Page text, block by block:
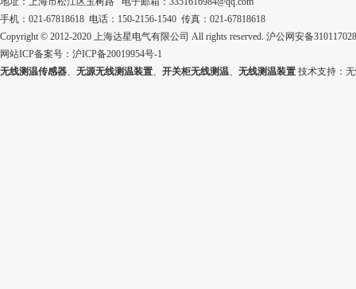
手机：021-67818618 电话：150-2156-1540 传真：021-67818618
Copyright © 2012-2020 上海达星电气有限公司 All rights reserved. 沪公网安备
网站ICP备案号： 沪ICP备20019954号-1
无线测温传感器、 无源无线测温装置、 开关柜无线测温、 无线测温装置 技术支持：